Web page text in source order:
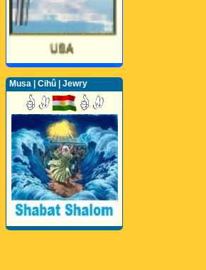
Musa | Cihû | Jewry